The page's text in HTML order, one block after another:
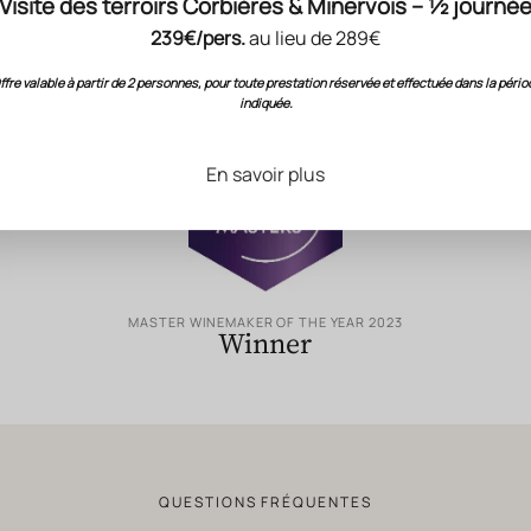
239€/pers.au lieu de 289€
valable à partir de 2 personnes, pour toute prestation réservée et effectuée dans la
indiquée.
En savoir plus
Évaluations& Notation
MASTER WINEMAKER OF THE YEAR 2023
Winner
QUESTIONS FRÉQUENTES